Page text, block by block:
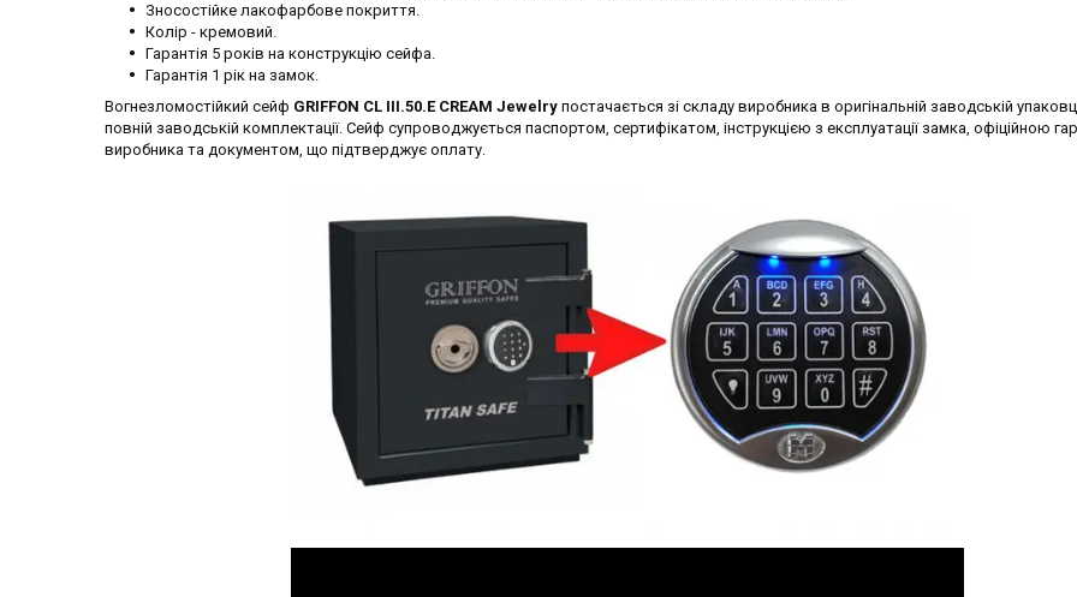
Зносостійке лакофарбове покриття.
Колір - кремовий.
Гарантія 5 років на конструкцію сейфа.
Гарантія 1 рік на замок.
Вогнезломостійкий сейф GRIFFON CL III.50.E CREAM Jewelry постачається зі складу виробника в оригінальній заводській
повній заводській комплектації. Сейф супроводжується паспортом, сертифікатом, інструкцією з експлуатації замка, офіційною
виробника та документом, що підтверджує оплату.